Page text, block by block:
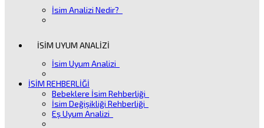
İsim Analizi Nedir?
İSİM UYUM ANALİZİ
İsim Uyum Analizi
İSİM REHBERLİĞİ
Bebeklere İsim Rehberliği
İsim Değişikliği Rehberliği
Eş Uyum Analizi